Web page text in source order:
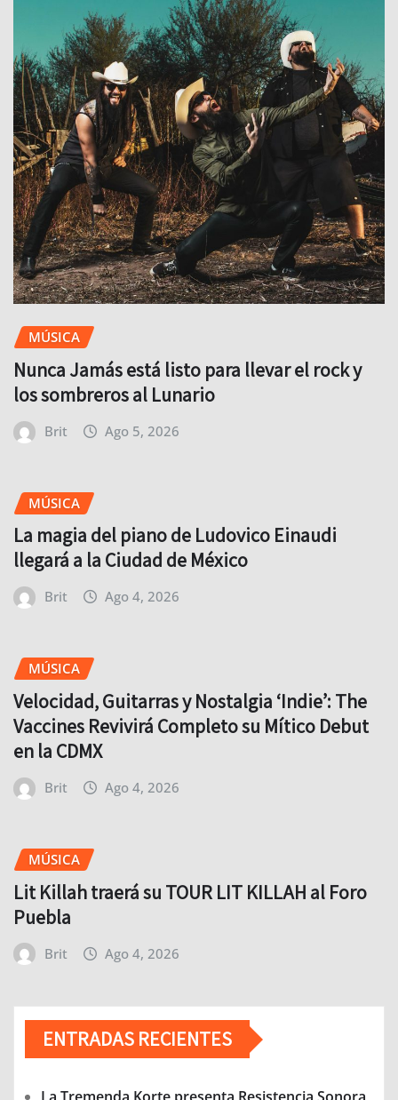
MÚSICA
Nunca Jamás está listo para llevar el rock y
los sombreros al Lunario
Brit Ago 5, 2026
MÚSICA
La magia del piano de Ludovico Einaudi
llegará a la Ciudad de México
Brit Ago 4, 2026
MÚSICA
Velocidad, Guitarras y Nostalgia ‘Indie’: The
Vaccines Revivirá Completo su Mítico Debut
en la CDMX
Brit Ago 4, 2026
MÚSICA
Lit Killah traerá su TOUR LIT KILLAH al Foro
Puebla
Brit Ago 4, 2026
ENTRADAS RECIENTES